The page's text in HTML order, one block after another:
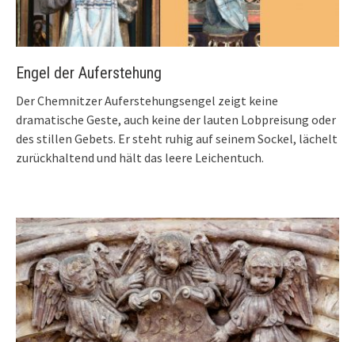
Engel der Auferstehung
Der Chemnitzer Auferstehungsengel zeigt keine
dramatische Geste, auch keine der lauten Lobpreisung oder
des stillen Gebets. Er steht ruhig auf seinem Sockel, lächelt
zurückhaltend und hält das leere Leichentuch.